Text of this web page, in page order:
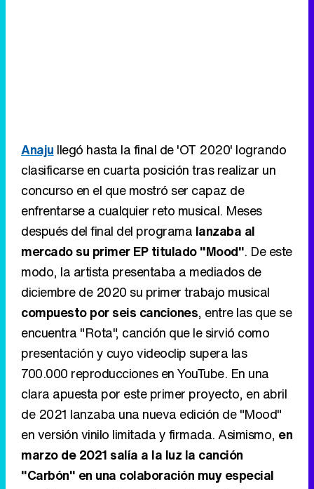
Anaju llegó hasta la final de 'OT 2020' logrando
clasificarse en cuarta posición tras realizar un
concurso en el que mostró ser capaz de
enfrentarse a cualquier reto musical. Meses
después del final del programa lanzaba al
mercado su primer EP titulado "Mood". De este
modo, la artista presentaba a mediados de
diciembre de 2020 su primer trabajo musical
compuesto por seis canciones, entre las que se
encuentra "Rota", canción que le sirvió como
presentación y cuyo videoclip supera las
700.000 reproducciones en YouTube. En una
clara apuesta por este primer proyecto, en abril
de 2021 lanzaba una nueva edición de "Mood"
en versión vinilo limitada y firmada. Asimismo, en
marzo de 2021 salía a la luz la canción
"Carbón" en una colaboración muy especial